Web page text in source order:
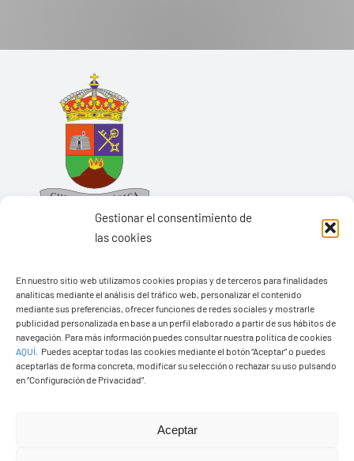
Gestionar el consentimiento de
las cookies
En nuestro sitio web utilizamos cookies propias y de terceros para finalidades
analíticas mediante el análisis del tráfico web, personalizar el contenido
mediante sus preferencias, ofrecer funciones de redes sociales y mostrarle
publicidad personalizada en base a un perfil elaborado a partir de sus hábitos de
navegación. Para más información puedes consultar nuestra política de cookies
AQUÍ
Puedes aceptar todas las cookies mediante el botón “Aceptar” o puedes
aceptarlas de forma concreta, modificar su selección o rechazar su uso pulsando
en “Configuración de Privacidad”.
Aceptar
Ayuntamiento de Yaiza
Pza. de Los Remedios, 1
35570 – Yaiza
Tel:928 83 62 20